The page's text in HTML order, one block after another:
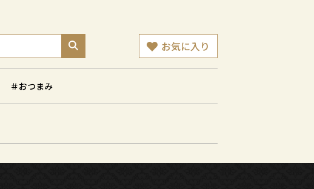
お気に入り
＃おつまみ